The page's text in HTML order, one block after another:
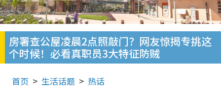
房署查公屋凌晨2点照敲门？网友惊揭专挑这
个时候！必看真职员3大特征防贼
首页 生活话题 热话